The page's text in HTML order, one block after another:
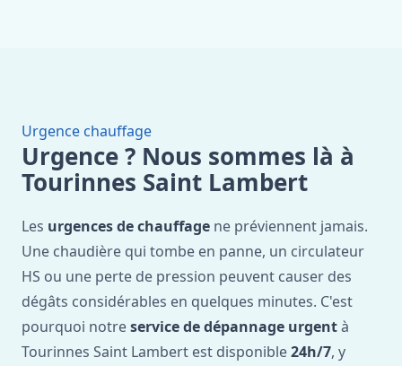
Urgence chauffage
Urgence ? Nous sommes là à
Tourinnes Saint Lambert
Les urgences de chauffage ne préviennent jamais.
Une chaudière qui tombe en panne, un circulateur
HS ou une perte de pression peuvent causer des
dégâts considérables en quelques minutes. C'est
pourquoi notreservice de dépannage urgentà
Tourinnes Saint Lambert est disponible24h/7, y